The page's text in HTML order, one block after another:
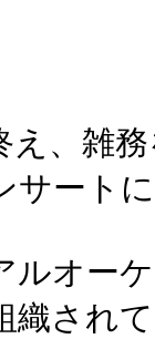
、雑
サート
オー
織され